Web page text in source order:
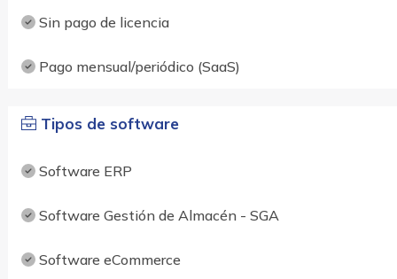
Sin pago de licencia
Pago mensual/periódico (SaaS)
Tipos de software
Software ERP
Software Gestión de Almacén - SGA
Software eCommerce